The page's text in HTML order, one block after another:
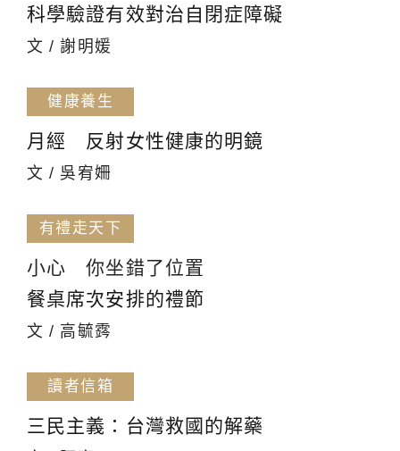
科學驗證有效對治自閉症障礙
文 / 謝明媛
健康養生
月經 反射女性健康的明鏡
文 / 吳宥姍
有禮走天下
小心 你坐錯了位置
餐桌席次安排的禮節
文 / 高毓霠
讀者信箱
三民主義：台灣救國的解藥